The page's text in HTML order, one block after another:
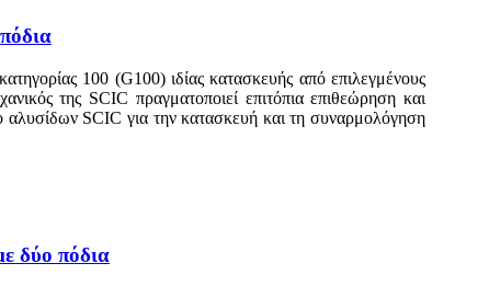
100 (G100) ιδίας κατασκευής από επιλεγμένους
της SCIC πραγματοποιεί επιτόπια επιθεώρηση και
αλυσίδων SCIC για την κατασκευή και τη συναρμολόγηση
δύο πόδια